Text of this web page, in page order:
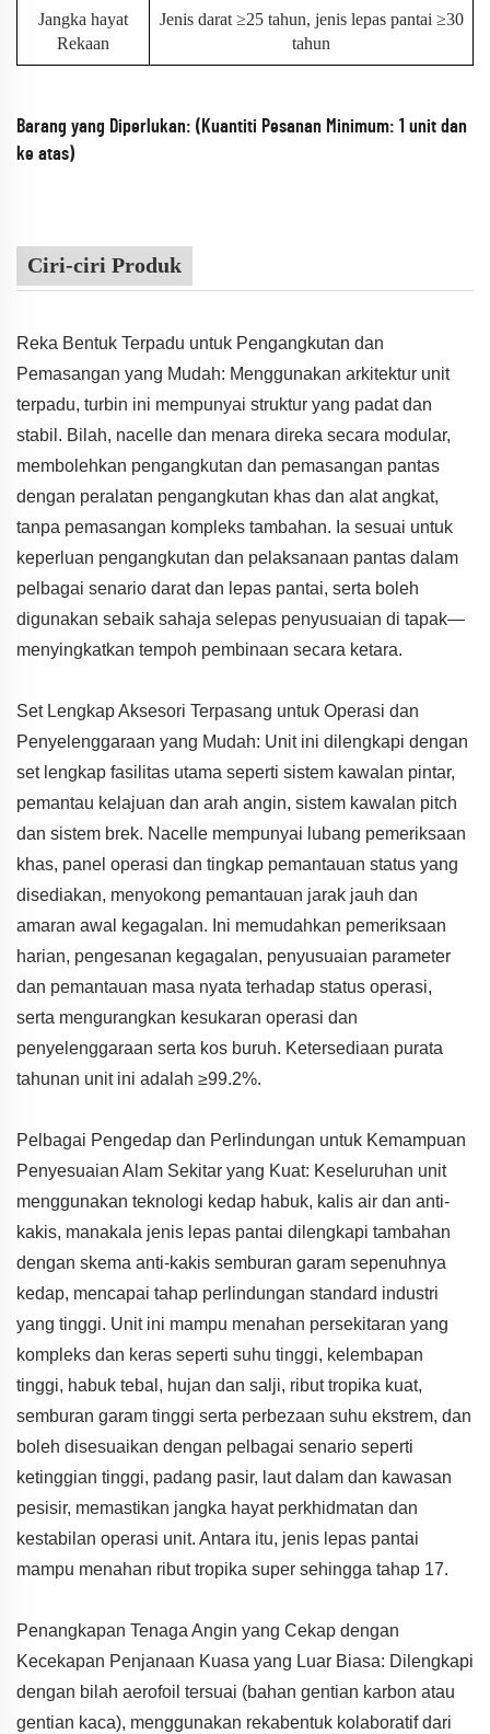
Jangka hayat
Rekaan
Jenis darat ≥25 tahun, jenis lepas pantai ≥30
tahun
Barang yang Diperlukan: (Kuantiti Pesanan Minimum: 1 unit dan
ke atas)
Ciri-ciri Produk
Reka Bentuk Terpadu untuk Pengangkutan dan
Pemasangan yang Mudah: Menggunakan arkitektur unit
terpadu, turbin ini mempunyai struktur yang padat dan
stabil. Bilah, nacelle dan menara direka secara modular,
membolehkan pengangkutan dan pemasangan pantas
dengan peralatan pengangkutan khas dan alat angkat,
tanpa pemasangan kompleks tambahan. Ia sesuai untuk
keperluan pengangkutan dan pelaksanaan pantas dalam
pelbagai senario darat dan lepas pantai, serta boleh
digunakan sebaik sahaja selepas penyusuaian di tapak—
menyingkatkan tempoh pembinaan secara ketara.
Set Lengkap Aksesori Terpasang untuk Operasi dan
Penyelenggaraan yang Mudah: Unit ini dilengkapi dengan
set lengkap fasilitas utama seperti sistem kawalan pintar,
pemantau kelajuan dan arah angin, sistem kawalan pitch
dan sistem brek. Nacelle mempunyai lubang pemeriksaan
khas, panel operasi dan tingkap pemantauan status yang
disediakan, menyokong pemantauan jarak jauh dan
amaran awal kegagalan. Ini memudahkan pemeriksaan
harian, pengesanan kegagalan, penyusuaian parameter
dan pemantauan masa nyata terhadap status operasi,
serta mengurangkan kesukaran operasi dan
penyelenggaraan serta kos buruh. Ketersediaan purata
tahunan unit ini adalah ≥99.2%.
Pelbagai Pengedap dan Perlindungan untuk Kemampuan
Penyesuaian Alam Sekitar yang Kuat: Keseluruhan unit
menggunakan teknologi kedap habuk, kalis air dan anti-
kakis, manakala jenis lepas pantai dilengkapi tambahan
dengan skema anti-kakis semburan garam sepenuhnya
kedap, mencapai tahap perlindungan standard industri
yang tinggi. Unit ini mampu menahan persekitaran yang
kompleks dan keras seperti suhu tinggi, kelembapan
tinggi, habuk tebal, hujan dan salji, ribut tropika kuat,
semburan garam tinggi serta perbezaan suhu ekstrem, dan
boleh disesuaikan dengan pelbagai senario seperti
ketinggian tinggi, padang pasir, laut dalam dan kawasan
pesisir, memastikan jangka hayat perkhidmatan dan
kestabilan operasi unit. Antara itu, jenis lepas pantai
mampu menahan ribut tropika super sehingga tahap 17.
Penangkapan Tenaga Angin yang Cekap dengan
Kecekapan Penjanaan Kuasa yang Luar Biasa: Dilengkapi
dengan bilah aerofoil tersuai (bahan gentian karbon atau
gentian kaca), menggunakan rekabentuk kolaboratif dari